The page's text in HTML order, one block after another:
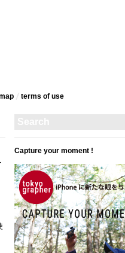
terms‎ of use
Capture your moment !